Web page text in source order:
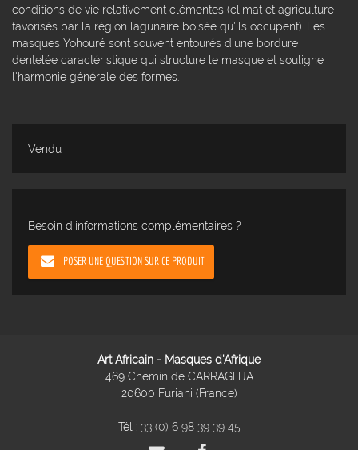
conditions de vie relativement clémentes (climat et agriculture
favorisés par la région lagunaire boisée qu'ils occupent). Les
masques Yohouré sont souvent entourés d'une bordure
dentelée caractéristique qui structure le masque et souligne
l'harmonie générale des formes.
Vendu
Besoin d'informations complémentaires ?
POSER UNE QUESTION SUR CE PRODUIT
Art Africain - Masques d'Afrique
469 Chemin de CARRAGHJA
20600 Furiani (France)
Tél : 33 (0) 6 98 39 39 45